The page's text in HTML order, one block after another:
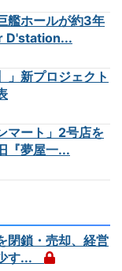
艦ホールが約3年
D'station...
」新プロジェクト
マート」2号店を
『夢屋一...
閉鎖・売却、経営
す...